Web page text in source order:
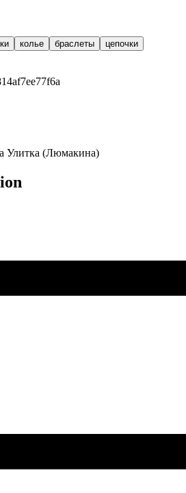
колье браслеты цепочки
Улитка (Люмакина)